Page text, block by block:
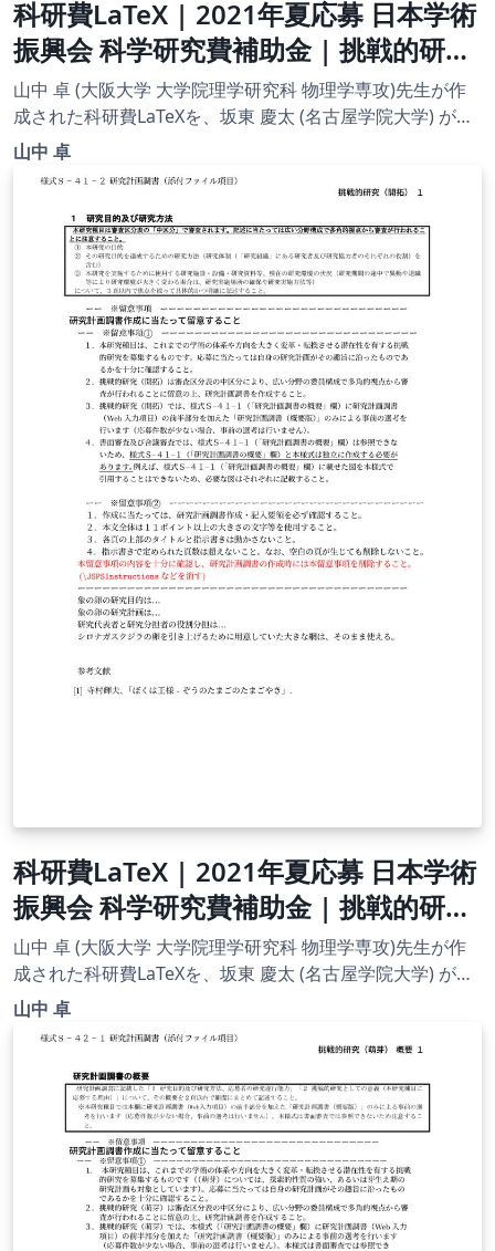
科研費LaTeX | 2021年夏応募 日本学術
振興会 科学研究費補助金 | 挑戦的研究
(萌芽) | 2021.08.03
山中 卓 (大阪大学 大学院理学研究科 物理学専攻)先生が作
成された科研費LaTeXを、坂東 慶太 (名古屋学院大学) が了
承を得てテンプレート登録しています。 詳細はこちら↓を
山中 卓
科研費LaTeX | 2021年夏応募 日本学術
振興会 科学研究費補助金 | 挑戦的研究
(開拓) | 2021.08.03
山中 卓 (大阪大学 大学院理学研究科 物理学専攻)先生が作
成された科研費LaTeXを、坂東 慶太 (名古屋学院大学) が了
承を得てテンプレート登録しています。 詳細はこちら↓を
山中 卓